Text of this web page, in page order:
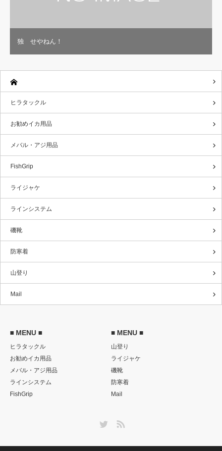
独 せやねん！
ヒラタックル
お勧めイカ用品
メバル・アジ用品
FishGrip
ライジャケ
ラインシステム
磯靴
防寒着
山登り
Mail
■ MENU ■
ヒラタックル
お勧めイカ用品
メバル・アジ用品
ラインシステム
FishGrip
■ MENU ■
山登り
ライジャケ
磯靴
防寒着
Mail